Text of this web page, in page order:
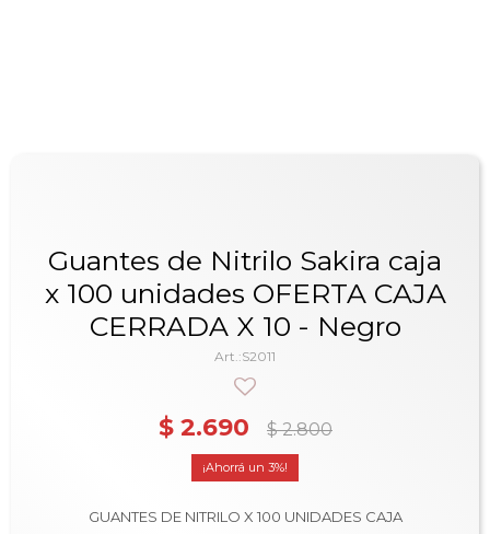
Guantes de Nitrilo Sakira caja
x 100 unidades OFERTA CAJA
CERRADA X 10 - Negro
S2011
$ 2.690 $ 2.800
3
GUANTES DE NITRILO X 100 UNIDADES CAJA